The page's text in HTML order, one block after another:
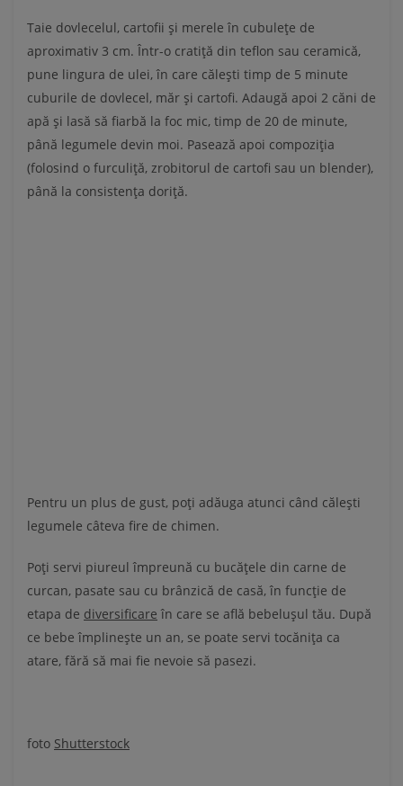
Taie dovlecelul, cartofii și merele în cubulețe de
aproximativ 3 cm. Într-o cratiță din teflon sau ceramică,
pune lingura de ulei, în care călești timp de 5 minute
cuburile de dovlecel, măr și cartofi. Adaugă apoi 2 căni de
apă și lasă să fiarbă la foc mic, timp de 20 de minute,
până legumele devin moi. Pasează apoi compoziția
(folosind o furculiță, zrobitorul de cartofi sau un blender),
până la consistența doriță.
Pentru un plus de gust, poți adăuga atunci când călești
legumele câteva fire de chimen.
Poți servi piureul împreună cu bucățele din carne de
curcan, pasate sau cu brânzică de casă, în funcție de
etapa de diversificare în care se află bebelușul tău. După
ce bebe împlinește un an, se poate servi tocănița ca
atare, fără să mai fie nevoie să pasezi.
foto Shutterstock